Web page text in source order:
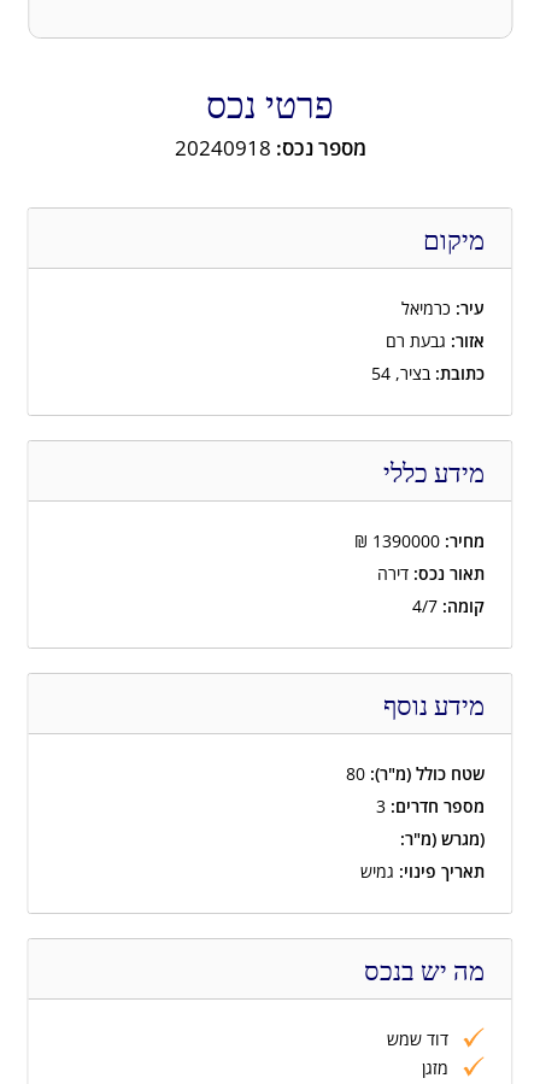
פרטי נכס
מספר נכס: 20240918
מיקום
עיר: כרמיאל
אזור: גבעת רם
כתובת: בציר, 54
מידע כללי
מחיר:
₪
תאור נכס: דירה
קומה:
מידע נוסף
שטח כולל (מ"ר):
מספר חדרים:
(מגרש (מ"ר:
תאריך פינוי: גמיש
מה יש בנכס
דוד שמש
מזגן